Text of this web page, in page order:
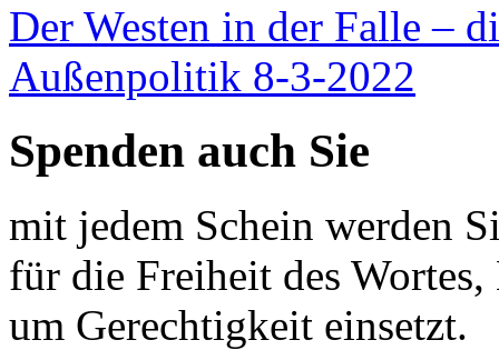
Der Westen in der Falle –
Außenpolitik 8-3-2022
Spenden auch Sie
mit jedem Schein werden
für die Freiheit des
um Gerechtigkeit einsetzt.